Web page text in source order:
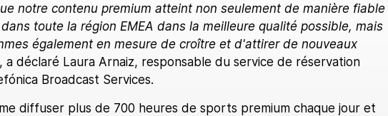
notre contenu premium atteint non seulement de manière fiable
toute la région EMEA dans la meilleure qualité possible, mais
également en mesure de croître et d'attirer de nouveaux
a déclaré Laura Arnaiz, responsable du service de réservation
Broadcast Services.
diffuser plus de 700 heures de sports premium chaque jour et